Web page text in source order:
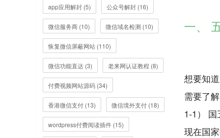
app应用解封 (5) 公众号解封 (16)
微信服务商 (10) 微信域名检测 (10)
恢复微信屏蔽网站 (110)
微信功能直达 (3) 老来网认证教程 (8)
付费视频网站源码 (34)
香港微信支付 (13) 微信境外支付 (18)
wordpress付费阅读插件 (15)
一、
想要知
需要了
1-1）
现在国